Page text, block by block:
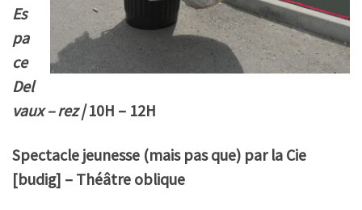
Es
pa
ce
Del
vaux – rez | 10H – 12H
Spectacle jeunesse (mais pas que) par la Cie
[budig] – Théâtre oblique